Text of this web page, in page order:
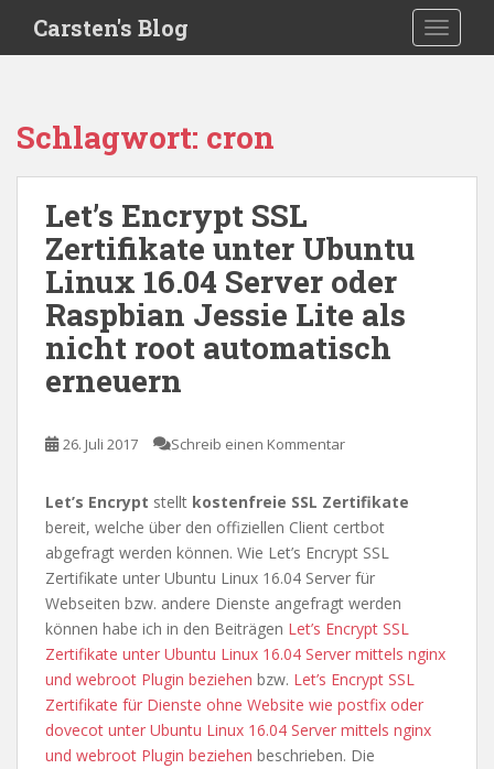
i
Carsten's Blog
Schlagwort: cron
Let’s Encrypt SSL
Zertifikate unter Ubuntu
Linux 16.04 Server oder
Raspbian Jessie Lite als
nicht root automatisch
erneuern
26. Juli 2017 Schreib einen Kommentar
Let’s Encrypt stellt kostenfreie SSL Zertifikate
bereit, welche über den offiziellen Client certbot
abgefragt werden können. Wie Let’s Encrypt SSL
Zertifikate unter Ubuntu Linux 16.04 Server für
Webseiten bzw. andere Dienste angefragt werden
können habe ich in den Beiträgen Let’s Encrypt SSL
Zertifikate unter Ubuntu Linux 16.04 Server mittels nginx
und webroot Plugin beziehen bzw. Let’s Encrypt SSL
Zertifikate für Dienste ohne Website wie postfix oder
dovecot unter Ubuntu Linux 16.04 Server mittels nginx
und webroot Plugin beziehen beschrieben. Die